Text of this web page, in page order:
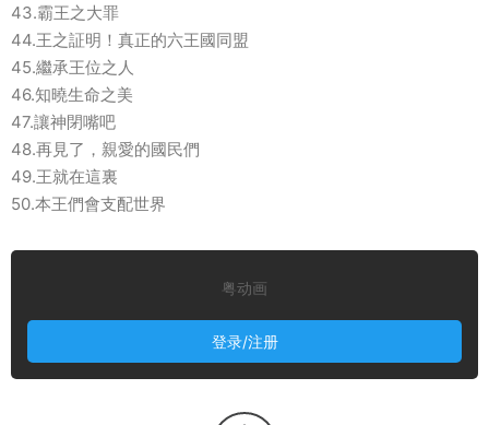
43.霸王之大罪
44.王之証明！真正的六王國同盟
45.繼承王位之人
46.知曉生命之美
47.讓神閉嘴吧
48.再見了，親愛的國民們
49.王就在這裏
50.本王們會支配世界
粤动画
登录/注册